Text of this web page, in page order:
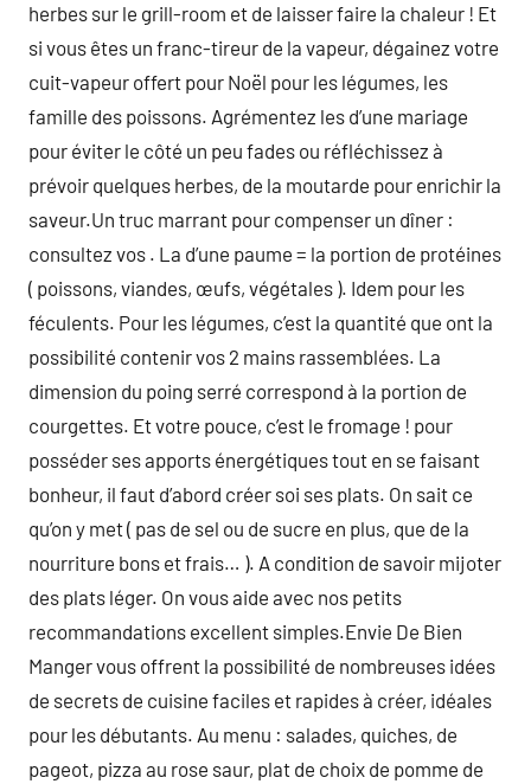
herbes sur le grill-room et de laisser faire la chaleur ! Et
si vous êtes un franc-tireur de la vapeur, dégainez votre
cuit-vapeur offert pour Noël pour les légumes, les
famille des poissons. Agrémentez les d’une mariage
pour éviter le côté un peu fades ou réfléchissez à
prévoir quelques herbes, de la moutarde pour enrichir la
saveur.Un truc marrant pour compenser un dîner :
consultez vos . La d’une paume = la portion de protéines
( poissons, viandes, œufs, végétales ). Idem pour les
féculents. Pour les légumes, c’est la quantité que ont la
possibilité contenir vos 2 mains rassemblées. La
dimension du poing serré correspond à la portion de
courgettes. Et votre pouce, c’est le fromage ! pour
posséder ses apports énergétiques tout en se faisant
bonheur, il faut d’abord créer soi ses plats. On sait ce
qu’on y met ( pas de sel ou de sucre en plus, que de la
nourriture bons et frais… ). A condition de savoir mijoter
des plats léger. On vous aide avec nos petits
recommandations excellent simples.Envie De Bien
Manger vous offrent la possibilité de nombreuses idées
de secrets de cuisine faciles et rapides à créer, idéales
pour les débutants. Au menu : salades, quiches, de
pageot, pizza au rose saur, plat de choix de pomme de